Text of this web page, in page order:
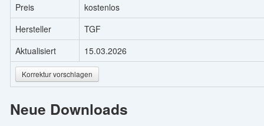
Preis
kostenlos
Hersteller
TGF
Aktualisiert
15.03.2026
Korrektur vorschlagen
Neue Downloads